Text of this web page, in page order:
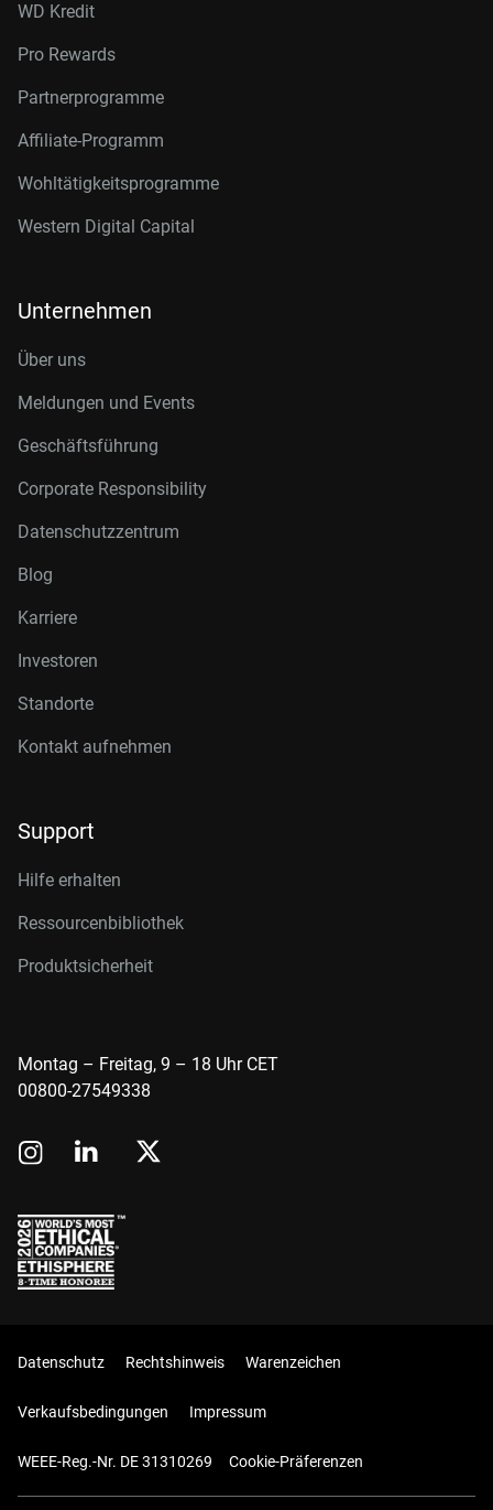
WD Kredit
Pro Rewards
Partnerprogramme
Affiliate-Programm
Wohltätigkeitsprogramme
Western Digital Capital
Unternehmen
Über uns
Meldungen und Events
Geschäftsführung
Corporate Responsibility
Datenschutzzentrum
Blog
Karriere
Investoren
Standorte
Kontakt aufnehmen
Support
Hilfe erhalten
Ressourcenbibliothek
Produktsicherheit
Montag – Freitag, 9 – 18 Uhr CET
00800-27549338
Datenschutz Rechtshinweis Warenzeichen
Verkaufsbedingungen Impressum
WEEE-Reg.-Nr. DE 31310269 Cookie-Präferenzen